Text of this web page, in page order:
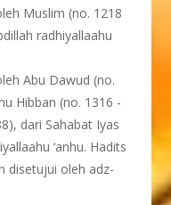
Muslim (no. 1218
radhiyallaahu
Abu Dawud (no.
Hibban (no. 1316 -
dari Sahabat Iyas
‘anhu. Hadits
disetujui oleh adz-